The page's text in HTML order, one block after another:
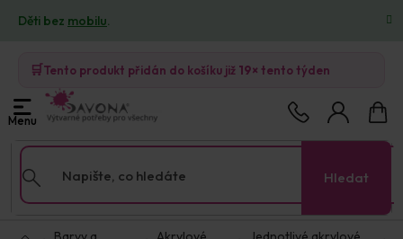
obsah
Děti bez mobilu.
🛒Tento produkt přidán do košíku již 19× tento týden
Hledat
košík